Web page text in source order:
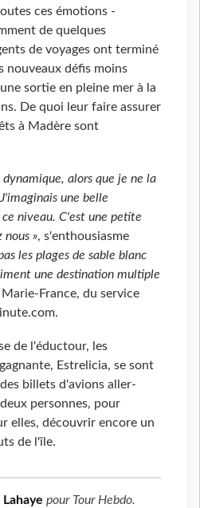
ces émotions -
de quelques
de voyages ont terminé
nouveaux défis moins
sortie en pleine mer à la
De quoi leur faire assurer
à Madère sont
alors que je ne la
une belle
niveau. C'est une petite
nous », s'enthousiasme
les plages de sable blanc
une destination multiple
France, du service
de l'éductour, les
Estrelicia, se sont
billets d'avions aller-
personnes, pour
elles, découvrir encore un
de l'île.
Lahaye pour Tour Hebdo.